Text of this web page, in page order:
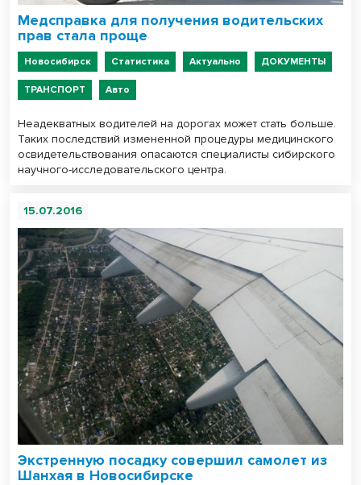
Медсправка для получения водительских
прав стала проще
Новосибирск Статистика Актуально ДОКУМЕНТЫ
ТРАНСПОРТ Авто
Неадекватных водителей на дорогах может стать больше.
Таких последствий измененной процедуры медицинского
освидетельствования опасаются специалисты сибирского
научного-исследовательского центра.
15.07.2016
Экстренную посадку совершил самолет из
Шанхая в Новосибирске